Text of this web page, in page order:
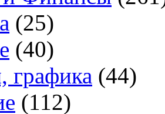
(25)
(40)
графика (44)
(112)